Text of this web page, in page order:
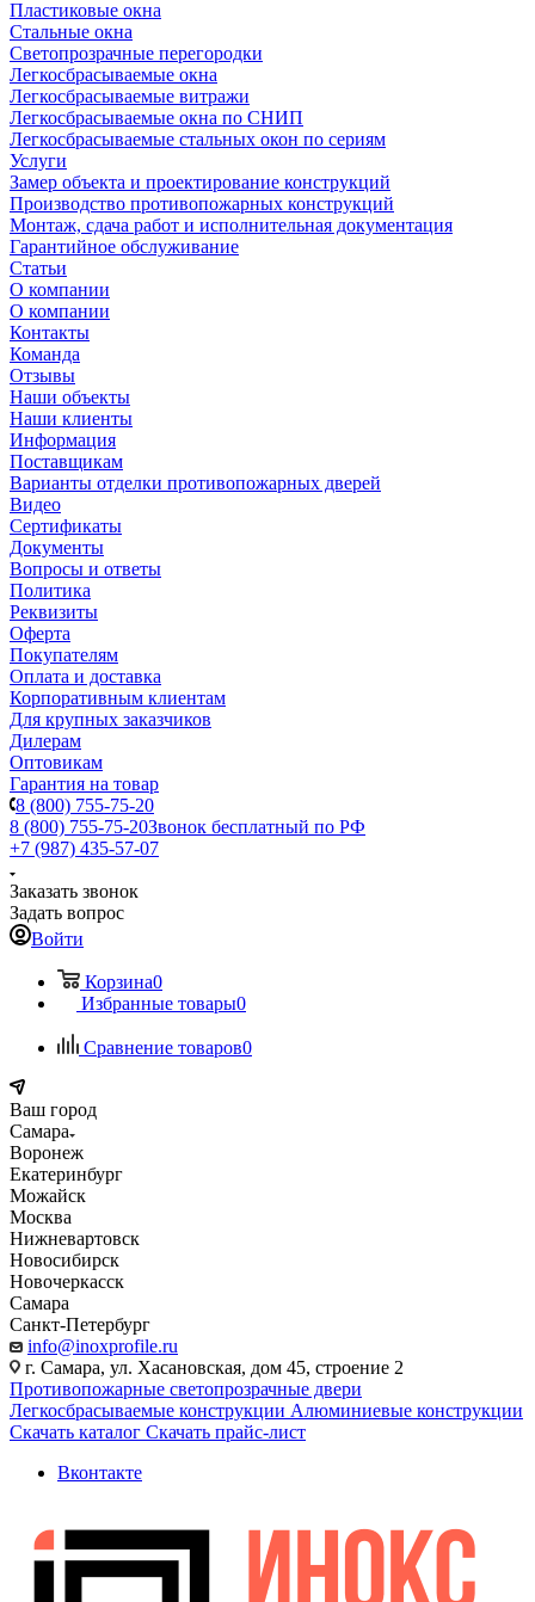
Пластиковые окна
Стальные окна
Светопрозрачные перегородки
Легкосбрасываемые окна
Легкосбрасываемые витражи
Легкосбрасываемые окна по СНИП
Легкосбрасываемые стальных окон по сериям
Услуги
Замер объекта и проектирование конструкций
Производство противопожарных конструкций
Монтаж, сдача работ и исполнительная документация
Гарантийное обслуживание
Статьи
О компании
О компании
Контакты
Команда
Отзывы
Наши объекты
Наши клиенты
Информация
Поставщикам
Варианты отделки противопожарных дверей
Видео
Сертификаты
Документы
Вопросы и ответы
Политика
Реквизиты
Оферта
Покупателям
Оплата и доставка
Корпоративным клиентам
Для крупных заказчиков
Дилерам
Оптовикам
Гарантия на товар
8 (800) 755-75-20
8 (800) 755-75-20Звонок бесплатный по РФ
+7 (987) 435-57-07
Заказать звонок
Задать вопрос
Войти
Корзина0
Избранные товары0
Сравнение товаров0
Ваш город
Самара
Воронеж
Екатеринбург
Можайск
Москва
Нижневартовск
Новосибирск
Новочеркасск
Самара
Санкт-Петербург
info@inoxprofile.ru
г. Самара, ул. Хасановская, дом 45, строение 2
Противопожарные светопрозрачные двери
Легкосбрасываемые конструкции Алюминиевые конструкции
Скачать каталог Скачать прайс-лист
Вконтакте